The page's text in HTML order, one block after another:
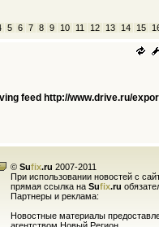
5 6 7 8 9 10 11 12 13 14 15
feed http://www.drive.ru/
© Sufix.ru 2007-2011
При использовании новостей с
прямая ссылка на Sufix.ru
Партнеры и реклама:
Новостные материалы